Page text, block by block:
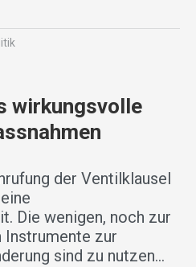
wirkungsvolle
der Ventilklausel
Die wenigen, noch zur
Instrumente zur
sind zu nutzen…